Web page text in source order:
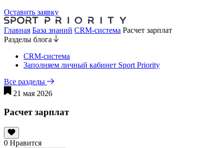
Оставить заявку
Главная База знаний CRM-система Расчет зарплат
Разделы блога
CRM-система
Заполняем личный кабинет Sport Priority
Все разделы
21 мая 2026
Расчет зарплат
0 Нравится